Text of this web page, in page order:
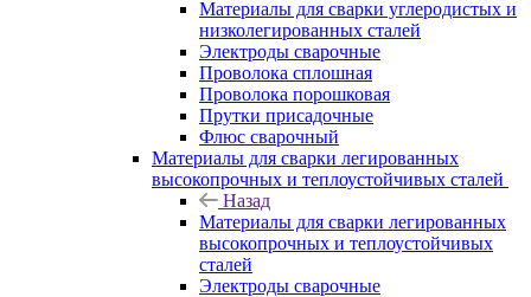
Материалы для сварки углеродистых и
низколегированных сталей
Электроды сварочные
Проволока сплошная
Проволока порошковая
Прутки присадочные
Флюс сварочный
Материалы для сварки легированных
высокопрочных и теплоустойчивых сталей
Назад
Материалы для сварки легированных
высокопрочных и теплоустойчивых
сталей
Электроды сварочные